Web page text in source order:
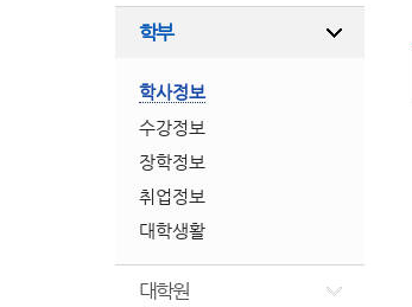
학부
학사정보
수강정보
장학정보
취업정보
대학생활
대학원